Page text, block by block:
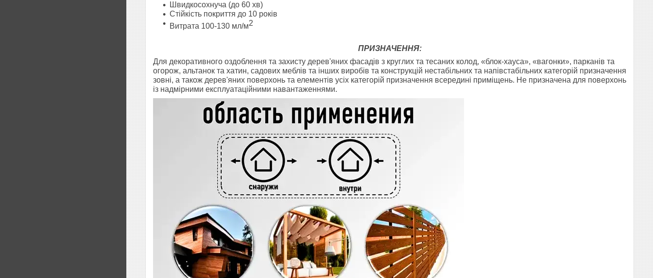
Швидкосохнуча (до 60 хв)
Стійкість покриття до 10 років
Витрата 100-130 мл/м2
ПРИЗНАЧЕННЯ:
Для декоративного оздоблення та захисту дерев'яних фасадів з круглих та тесаних колод, «блок-хауса», «вагонки», парканів та
огорож, альтанок та хатин, садових меблів та інших виробів та конструкцій нестабільних та напівстабільних категорій призначення
зовні, а також дерев'яних поверхонь та елементів усіх категорій призначення всередині приміщень. Не призначена для поверхонь
із надмірними експлуатаційними навантаженнями.